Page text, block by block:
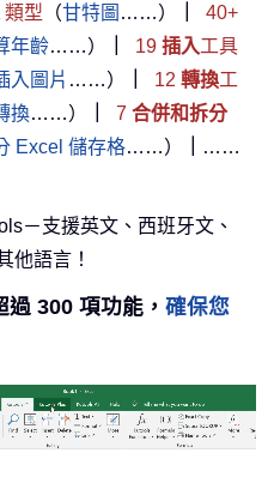
類型 （甘特圖 ……）
40+
年齡……） 19 插入工具
入圖片 ……） 12 轉換工
換……） 7 合併和拆分
Excel 儲存格……）
……
－支援英文、西班牙文、
他語言！
300 項功能， 確保您